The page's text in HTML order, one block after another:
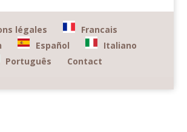
légales
Francais
Español
Italiano
Português
Contact